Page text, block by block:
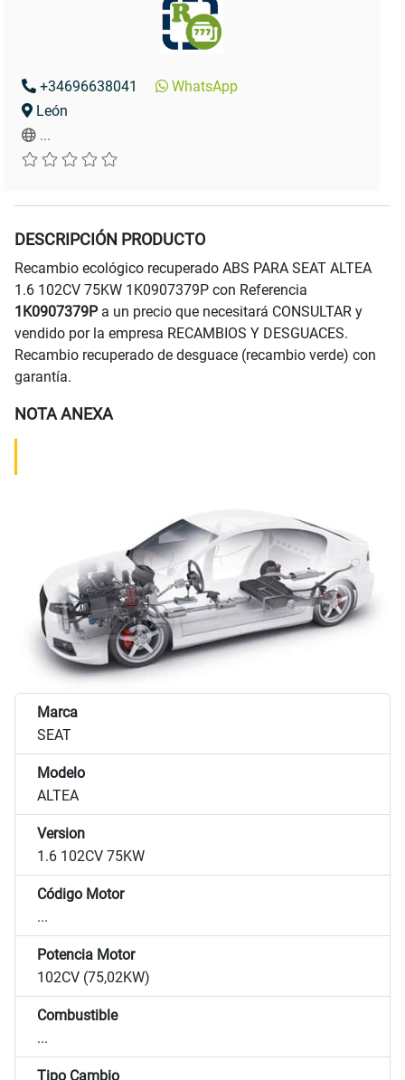
+34696638041
WhatsApp
León
...
DESCRIPCIÓN PRODUCTO
Recambio ecológico recuperado ABS PARA SEAT ALTEA
1.6 102CV 75KW 1K0907379P con Referencia
1K0907379Pa un precio que necesitará CONSULTAR y
vendido por la empresa RECAMBIOS Y DESGUACES.
Recambio recuperado de desguace (recambio verde) con
garantía.
NOTA ANEXA
Marca
SEAT
Modelo
ALTEA
Version
1.6 102CV 75KW
Código Motor
...
Potencia Motor
102CV (75,02KW)
Combustible
...
Tipo Cambio